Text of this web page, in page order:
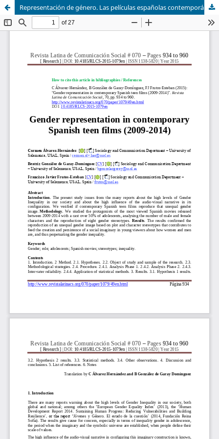
Representación de género. Las películas españolas contemporáneas de adolescentes (2009-2014)